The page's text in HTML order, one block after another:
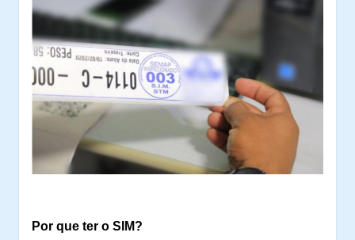
Por que ter o SIM?